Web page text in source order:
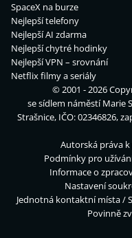
SpaceX na burze
Nejlepší telefony
Nejlepší AI zdarma
Nejlepší chytré hodinky
Nejlepší VPN – srovnání
Netflix filmy a seriály
© 2001 - 2026
se sídlem náměstí Marie
Strašnice, IČO: 02346826,
Autorská práva
Podmínky pro
Informace o
Nastavení
Jednotná kontaktní místa /
Povinně